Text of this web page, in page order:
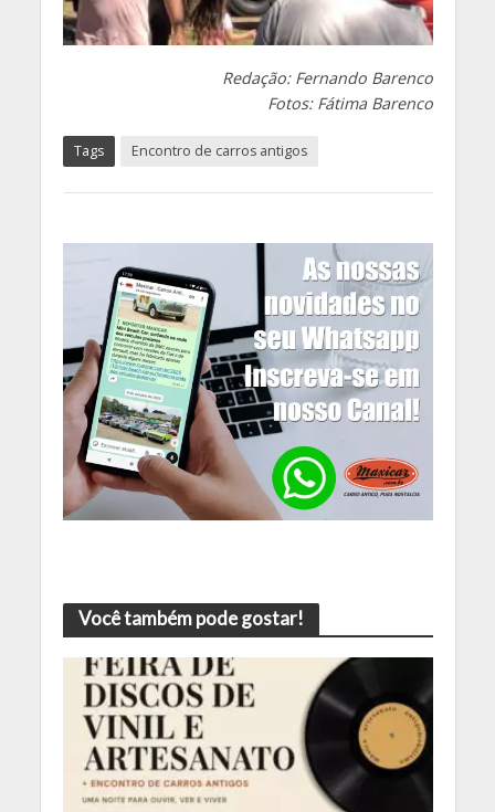
Redação: Fernando Barenco
Fotos: Fátima Barenco
Tags Encontro de carros antigos
Você também pode gostar!